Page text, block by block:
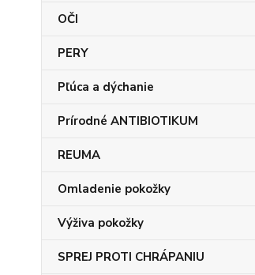
OČI
PERY
Pľúca a dýchanie
Prírodné ANTIBIOTIKUM
REUMA
Omladenie pokožky
Výživa pokožky
SPREJ PROTI CHRÁPANIU